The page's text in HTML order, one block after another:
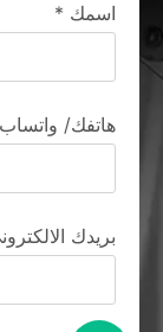
اسمك *
هاتفك/ واتساب *
بريدك الالكتروني